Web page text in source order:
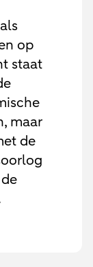
op
staat
maar
de